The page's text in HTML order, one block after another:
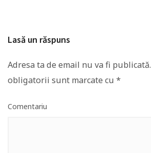
Lasă un răspuns
Adresa ta de email nu va fi publicată.
obligatorii sunt marcate cu *
Comentariu